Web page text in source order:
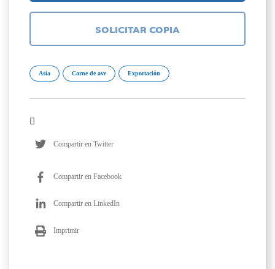
SOLICITAR COPIA
Asia Carne de ave Exportación
Compartir en Twitter
Compartir en Facebook
Compartir en LinkedIn
Imprimir